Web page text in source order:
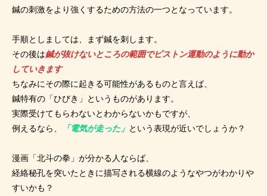
鍼の刺激をより強くするための方法の一つとなっています。
手順としましては、まず鍼を刺します。
その後は鍼が抜けないところの範囲でピストン運動のように動か
していきます
ちなみにその際に起きる可能性があるものと言えば、
鍼特有の「ひびき」というものがあります。
実際受けてもらわないとわからないかもですが、
例えるなら、
「電気が走った」 という表現が近いでしょうか？
漫画「北斗の拳」が分かる人ならば、
経絡秘孔を突いたときに描写される横線のようなやつがわかりや
すいかも？